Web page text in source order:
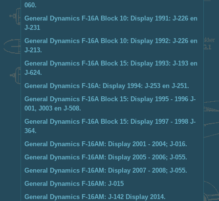
060.
General Dynamics F-16A Block 10: Display 1991: J-226 en
J-231
General Dynamics F-16A Block 10: Display 1992: J-226 en
J-213.
General Dynamics F-16A Block 15: Display 1993: J-193 en
J-624.
General Dynamics F-16A: Display 1994: J-253 en J-251.
General Dynamics F-16A Block 15: Display 1995 - 1996 J-
001, J003 en J-508.
General Dynamics F-16A Block 15: Display 1997 - 1998 J-
364.
General Dynamics F-16AM: Display 2001 - 2004; J-016.
General Dynamics F-16AM: Display 2005 - 2006; J-055.
General Dynamics F-16AM: Display 2007 - 2008; J-055.
General Dynamics F-16AM: J-015
General Dynamics F-16AM: J-142 Display 2014.